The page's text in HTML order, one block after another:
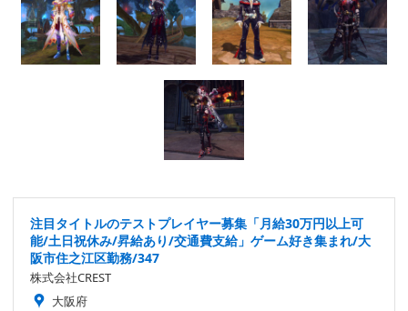
注目タイトルのテストプレイヤー募集「月給30万円以上可
能/土日祝休み/昇給あり/交通費支給」ゲーム好き集まれ/大
阪市住之江区勤務/347
株式会社CREST
大阪府